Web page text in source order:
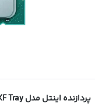
پردازنده اینتل مدل Intel Core i7 12700KF Tray